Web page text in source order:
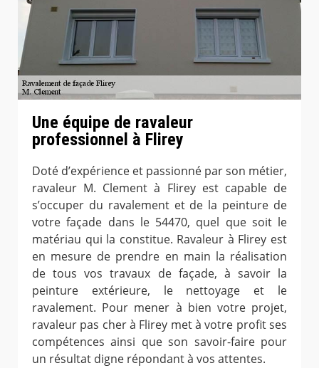
Une équipe de ravaleur
professionnel à Flirey
Doté d’expérience et passionné par son métier,
ravaleur M. Clement à Flirey est capable de
s’occuper du ravalement et de la peinture de
votre façade dans le 54470, quel que soit le
matériau qui la constitue. Ravaleur à Flirey est
en mesure de prendre en main la réalisation
de tous vos travaux de façade, à savoir la
peinture extérieure, le nettoyage et le
ravalement. Pour mener à bien votre projet,
ravaleur pas cher à Flirey met à votre profit ses
compétences ainsi que son savoir-faire pour
un résultat digne répondant à vos attentes.